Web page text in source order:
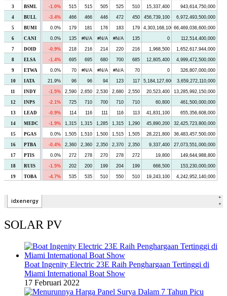
SOLAR PV
Boat Ingenity Electric 23E Raih Penghargaan Tertinggi di
Miami International Boat Show
17 Februari 2022